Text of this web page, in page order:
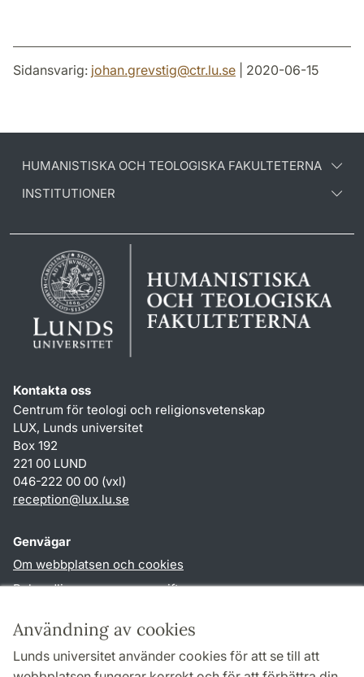
Användning av cookies
Lunds universitet använder cookies för att se till att
Sidansvarig: johan.grevstig@ctr.lu.se | 2020-06-15
HUMANISTISKA OCH TEOLOGISKA FAKULTETERNA
INSTITUTIONER
Kontakta oss
Centrum för teologi och religionsvetenskap
LUX, Lunds universitet
Box 192
221 00 LUND
046-222 00 00 (vxl)
reception@lux.lu.se
Genvägar
Om webbplatsen och cookies
Behandling av personuppgifter
TYPO3-login